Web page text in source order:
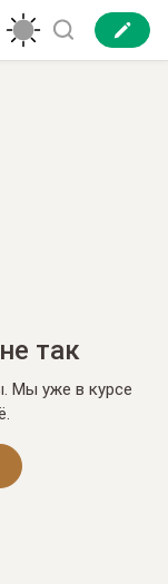
так
Мы уже в курсе